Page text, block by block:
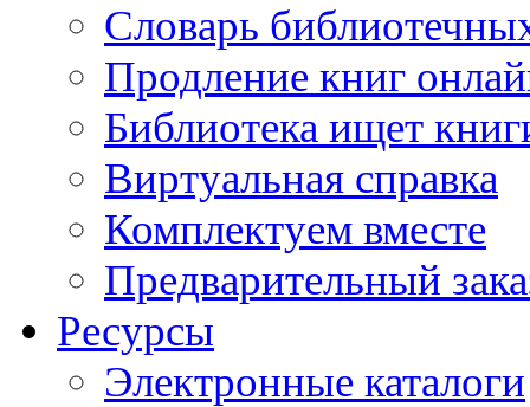
Словарь
Продление книг
Библиотека ищет
Виртуальная справка
Комплектуем вместе
Предварительный
Ресурсы
Электронные каталоги